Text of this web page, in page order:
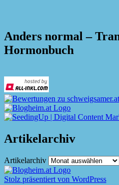
Anders normal –
Hormonbuch
Artikelarchiv
Artikelarchiv
Stolz präsentiert von WordPress